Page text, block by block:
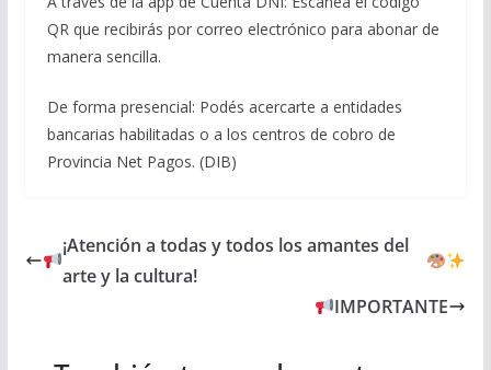
QR que recibirás por correo electrónico para abonar de
manera sencilla.
De forma presencial: Podés acercarte a entidades
bancarias habilitadas o a los centros de cobro de
Provincia Net Pagos. (DIB)
¡Atención a todas y todos los amantes del
arte y la cultura!
IMPORTANTE